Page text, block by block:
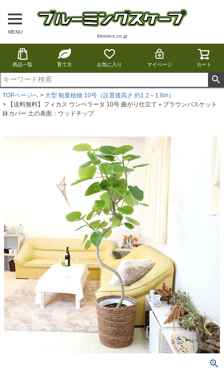
MENU
bloom-s.co.jp
商品一覧 育て方 お気に入り マイページ カート
TOPページへ
大型 観葉植物 10号（設置後高さ 約1.2～1.8m）
【送料無料】フィカス ウンベラータ 10号 曲がり仕立て＋ブラウンバスケット
鉢カバー 土の表面：ウッドチップ